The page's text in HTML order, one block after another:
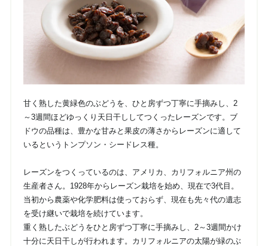
甘く熟した黄緑色のぶどうを、ひと房ずつ丁寧に手摘みし、2
～3週間ほどゆっくり天日干ししてつくったレーズンです。ブ
ドウの品種は、豊かな甘みと果皮の薄さからレーズンに適して
いるというトンプソン・シードレス種。
レーズンをつくっているのは、アメリカ、カリフォルニア州の
生産者さん。1928年からレーズン栽培を始め、現在で3代目。
当初から農薬や化学肥料は使っておらず、現在も先々代の遺志
を受け継いで栽培を続けています。
重く熟したぶどうをひと房ずつ丁寧に手摘みし、2～3週間かけ
十分に天日干しが行われます。カリフォルニアの太陽が緑のぶ